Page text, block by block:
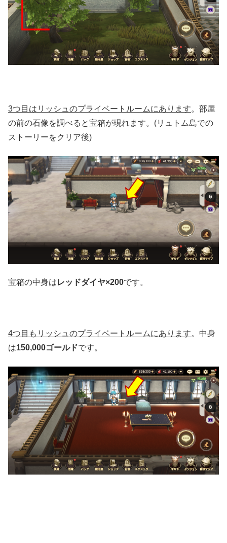
3つ目はリッシュのプライベートルームにあります。部屋
の前の石像を調べると宝箱が現れます。(リュトム島での
ストーリーをクリア後)
宝箱の中身はレッドダイヤ×200です。
4つ目も リッシュのプライベートルームにあります。中身
は150,000ゴールドです。